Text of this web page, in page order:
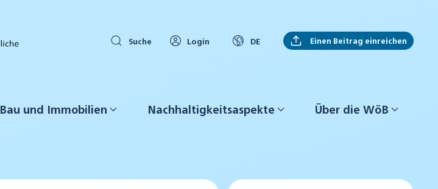
Suche Login DE Einen Beitrag einreichen
Bau und Immobilien Nachhaltigkeitsaspekte Über die WöB